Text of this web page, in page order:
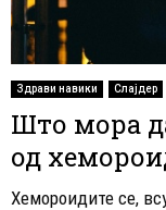
Здрави навики Слајдер
Што мора
од
Хемороидите се,